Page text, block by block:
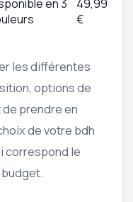
en 3
49,99
€
les différentes
options de
prendre en
de votre bdh
correspond le